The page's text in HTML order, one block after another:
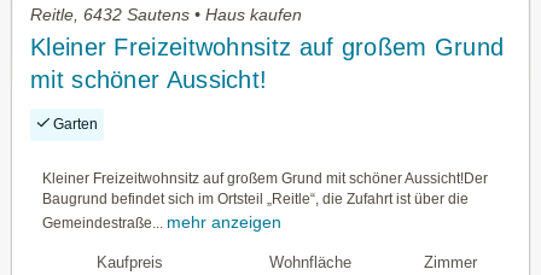
Reitle, 6432 Sautens • Haus kaufen
Kleiner Freizeitwohnsitz auf großem Grund
mit schöner Aussicht!
Garten
Kleiner Freizeitwohnsitz auf großem Grund mit schöner Aussicht!Der
Baugrund befindet sich im Ortsteil „Reitle“, die Zufahrt ist über die
Gemeindestraße...
mehr anzeigen
Kaufpreis Wohnfläche Zimmer